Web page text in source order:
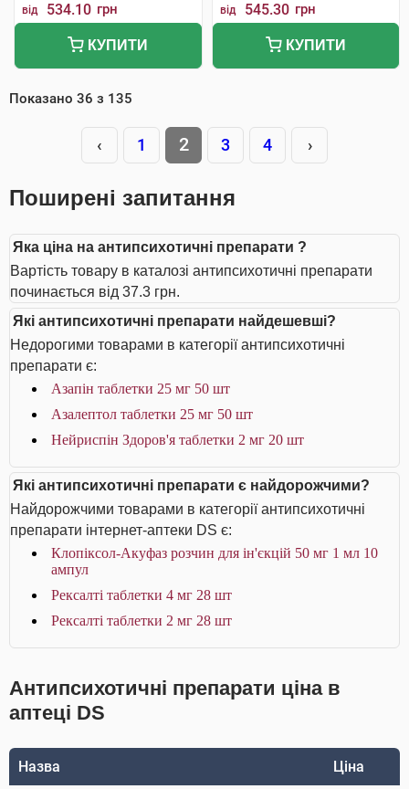
від 534.10 грн
КУПИТИ
від 545.30 грн
КУПИТИ
Показано 36 з 135
‹ 1 2 3 4 ›
Поширені запитання
Яка ціна на антипсихотичні препарати ?
Вартість товару в каталозі антипсихотичні препарати
починається від 37.3 грн.
Які антипсихотичні препарати найдешевші?
Недорогими товарами в категорії антипсихотичні
препарати є:
Азапін таблетки 25 мг 50 шт
Азалептол таблетки 25 мг 50 шт
Нейриспін Здоров'я таблетки 2 мг 20 шт
Які антипсихотичні препарати є найдорожчими?
Найдорожчими товарами в категорії антипсихотичні
препарати інтернет-аптеки DS є:
Клопіксол-Акуфаз розчин для ін'єкцій 50 мг 1 мл 10
ампул
Рексалті таблетки 4 мг 28 шт
Рексалті таблетки 2 мг 28 шт
Антипсихотичні препарати ціна в
аптеці DS
Назва Ціна